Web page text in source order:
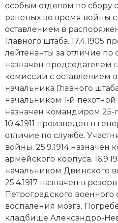
СССР
Южная Америка
особым отделом по сбору
раненых во время войны
оставлением в
Главного штаба. 17.4.1905
лейтенанты за отличие по
назначен председателем
комиссии с оставлением
начальника Главного
начальником 1-й пехотной
назначен командиром 25-
10.4.1911 произведен в
отличие по службе.
войны. 25.9.1914 назначен
армейского корпуса.
начальником Двинского
25.4.1917 назначен в
Петроградского военного
воспаления мозга.
кладбище Александро-